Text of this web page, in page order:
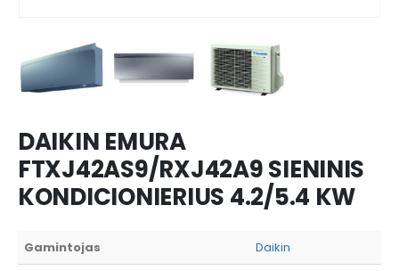
DAIKIN EMURA
FTXJ42AS9/RXJ42A9 SIENINIS
KONDICIONIERIUS 4.2/5.4 KW
Gamintojas
Daikin